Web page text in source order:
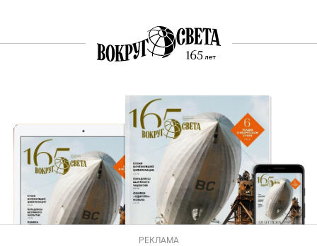
РЕКЛАМА